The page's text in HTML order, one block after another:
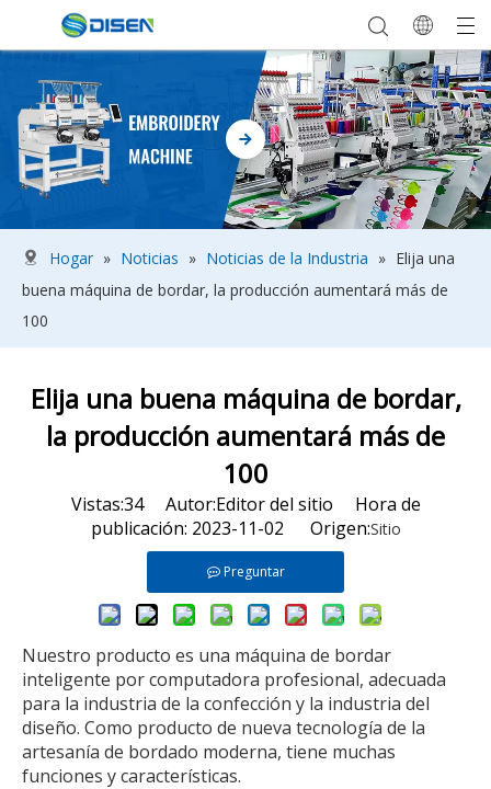
Hogar » Noticias » Noticias de la Industria » Elija una
buena máquina de bordar, la producción aumentará más de
100
Elija una buena máquina de bordar,
la producción aumentará más de
100
Vistas:34Autor:Editor del sitio Hora de
publicación: 2023-11-02 Origen:Sitio
Preguntar
Nuestro producto es una máquina de bordar
inteligente por computadora profesional, adecuada
para la industria de la confección y la industria del
diseño. Como producto de nueva tecnología de la
artesanía de bordado moderna, tiene muchas
funciones y características.